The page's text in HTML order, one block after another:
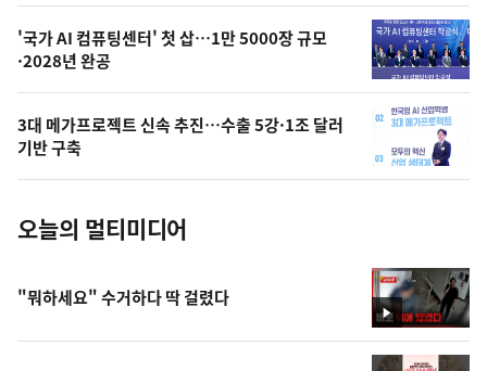
오
늘
의
사
진
'국가 AI 컴퓨팅센터' 첫 삽…1만 5000장 규모
·2028년 완공
3대 메가프로젝트 신속 추진…수출 5강·1조 달러
기반 구축
오늘의 멀티미디어
영
상
"뭐하세요" 수거하다 딱 걸렸다